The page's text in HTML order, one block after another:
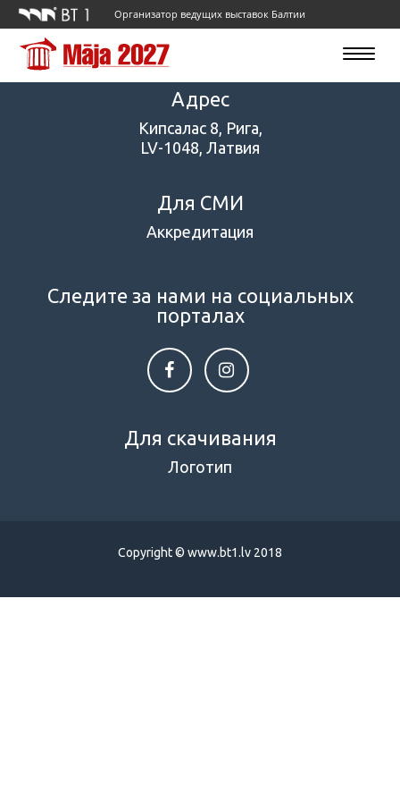
Организатор ведущих выставок Балтии
Toggle
Адрес
Кипсалас 8, Рига,
LV-1048, Латвия
Для СМИ
Аккредитация
Следите за нами на социальных
порталах
Для скачивания
Логотип
Copyright © www.bt1.lv 2018